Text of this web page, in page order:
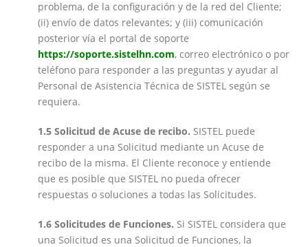
problema, de la configuración y de la red del Cliente;
(ii) envío de datos relevantes; y (iii) comunicación
posterior vía el portal de soporte
https://soporte.sistelhn.com, correo electrónico o por
teléfono para responder a las preguntas y ayudar al
Personal de Asistencia Técnica de SISTEL según se
requiera.
1.5 Solicitud de Acuse de recibo. SISTEL puede
responder a una Solicitud mediante un Acuse de
recibo de la misma. El Cliente reconoce y entiende
que es posible que SISTEL no pueda ofrecer
respuestas o soluciones a todas las Solicitudes.
1.6 Solicitudes de Funciones. Si SISTEL considera que
una Solicitud es una Solicitud de Funciones, la